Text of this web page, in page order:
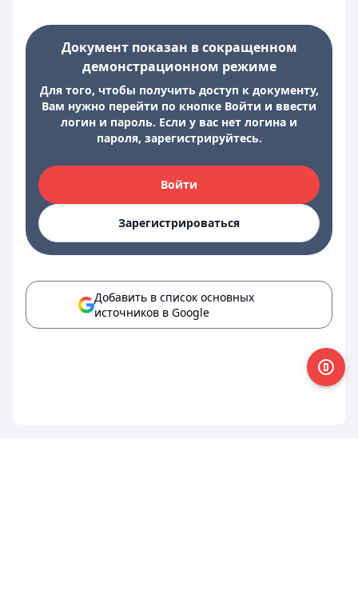
Документ показан в сокращенном
демонстрационном режиме
Для того, чтобы получить доступ к документу,
Вам нужно перейти по кнопке Войти и ввести
логин и пароль. Если у вас нет логина и
пароля, зарегистрируйтесь.
Войти
Зарегистрироваться
Добавить в список основных
источников в Google